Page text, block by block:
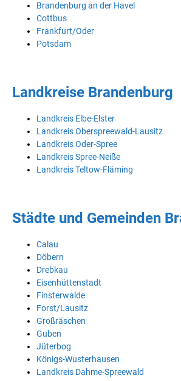
Brandenburg an der Havel
Cottbus
Frankfurt/Oder
Potsdam
Landkreise Brandenburg
Landkreis Elbe-Elster
Landkreis Oberspreewald-Lausitz
Landkreis Oder-Spree
Landkreis Spree-Neiße
Landkreis Teltow-Fläming
Städte und Gemeinden
Calau
Döbern
Drebkau
Eisenhüttenstadt
Finsterwalde
Forst/Lausitz
Großräschen
Guben
Jüterbog
Königs-Wusterhausen
Landkreis Dahme-Spreewald